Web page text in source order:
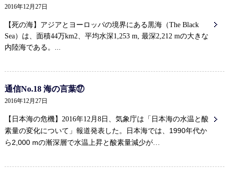
2016年12月27日
【死の海】アジアとヨーロッパの境界にある黒海（The Black
Sea）は、面積44万km2、平均水深1,253 m, 最深2,212 mの大きな
内陸海である。...
通信No.18 海の言葉⑰
2016年12月27日
【日本海の危機】2016年12月8日、気象庁は「日本海の水温と酸
素量の変化について」報道発表した。
日本海では、1990年代か
ら2,000 mの漸深層で水温上昇と酸素量減少が…